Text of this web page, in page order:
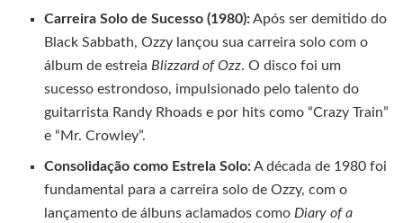
Carreira Solo de Sucesso (1980):Após ser demitido do
Black Sabbath, Ozzy lançou sua carreira solo com o
álbum de estreia Blizzard of Ozz. O disco foi um
sucesso estrondoso, impulsionado pelo talento do
guitarrista Randy Rhoads e por hits como “Crazy Train”
e “Mr. Crowley”.
Consolidação como Estrela Solo:A década de 1980 foi
fundamental para a carreira solo de Ozzy, com o
lançamento de álbuns aclamados como Diary of a